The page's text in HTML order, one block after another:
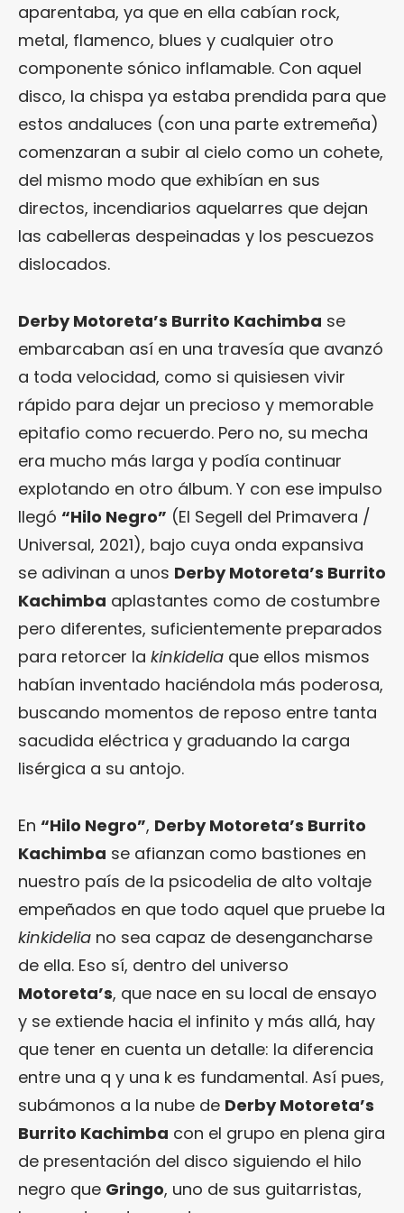
aparentaba, ya que en ella cabían rock,
metal, flamenco, blues y cualquier otro
componente sónico inflamable. Con aquel
disco, la chispa ya estaba prendida para que
estos andaluces (con una parte extremeña)
comenzaran a subir al cielo como un cohete,
del mismo modo que exhibían en sus
directos, incendiarios aquelarres que dejan
las cabelleras despeinadas y los pescuezos
dislocados.
Derby Motoreta’s Burrito Kachimba se
embarcaban así en una travesía que avanzó
a toda velocidad, como si quisiesen vivir
rápido para dejar un precioso y memorable
epitafio como recuerdo. Pero no, su mecha
era mucho más larga y podía continuar
explotando en otro álbum. Y con ese impulso
llegó “Hilo Negro” (El Segell del Primavera /
Universal, 2021), bajo cuya onda expansiva
se adivinan a unos Derby Motoreta’s Burrito
Kachimba aplastantes como de costumbre
pero diferentes, suficientemente preparados
para retorcer la kinkidelia que ellos mismos
habían inventado haciéndola más poderosa,
buscando momentos de reposo entre tanta
sacudida eléctrica y graduando la carga
lisérgica a su antojo.
En “Hilo Negro”, Derby Motoreta’s Burrito
Kachimba se afianzan como bastiones en
nuestro país de la psicodelia de alto voltaje
empeñados en que todo aquel que pruebe la
kinkidelia no sea capaz de desengancharse
de ella. Eso sí, dentro del universo
Motoreta’s, que nace en su local de ensayo
y se extiende hacia el infinito y más allá, hay
que tener en cuenta un detalle: la diferencia
entre una q y una k es fundamental. Así pues,
subámonos a la nube de Derby Motoreta’s
Burrito Kachimba con el grupo en plena gira
de presentación del disco siguiendo el hilo
negro que Gringo, uno de sus guitarristas,